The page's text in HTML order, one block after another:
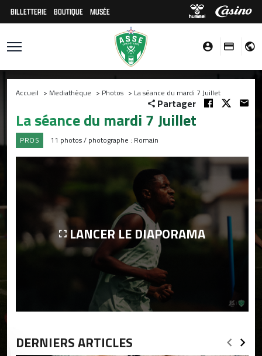
BILLETTERIE BOUTIQUE MUSÉE
Accueil > Mediathèque > Photos > La séance du mardi 7 Juillet
Partager
La séance du mardi 7 Juillet
PROS 11 photos / photographe : Romain
LANCER LE DIAPORAMA
DERNIERS ARTICLES